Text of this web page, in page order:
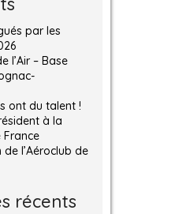
par les
l’Air – Base
ont du talent !
à la
France
de l’Aéroclub de
récents